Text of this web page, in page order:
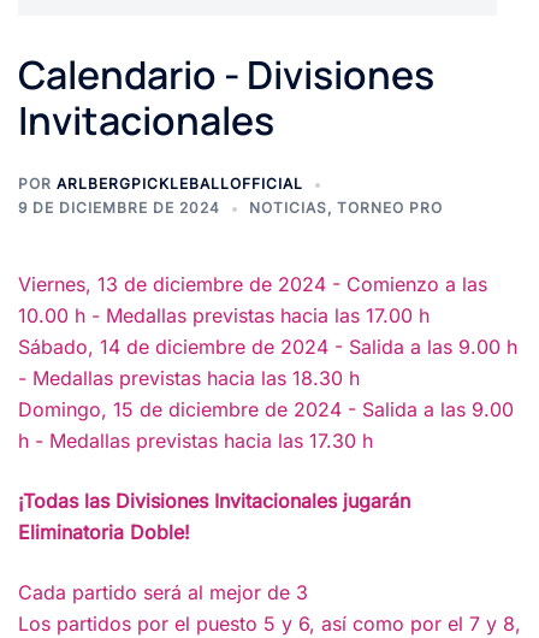
Calendario - Divisiones
Invitacionales
POR ARLBERGPICKLEBALLOFFICIAL
9 DE DICIEMBRE DE 2024
NOTICIAS, TORNEO PRO
Viernes, 13 de diciembre de 2024 - Comienzo a las
10.00 h - Medallas previstas hacia las 17.00 h
Sábado, 14 de diciembre de 2024 - Salida a las 9.00 h
- Medallas previstas hacia las 18.30 h
Domingo, 15 de diciembre de 2024 - Salida a las 9.00
h - Medallas previstas hacia las 17.30 h
¡Todas las Divisiones Invitacionales jugarán
Eliminatoria Doble!
Cada partido será al mejor de 3
Los partidos por el puesto 5 y 6, así como por el 7 y 8,